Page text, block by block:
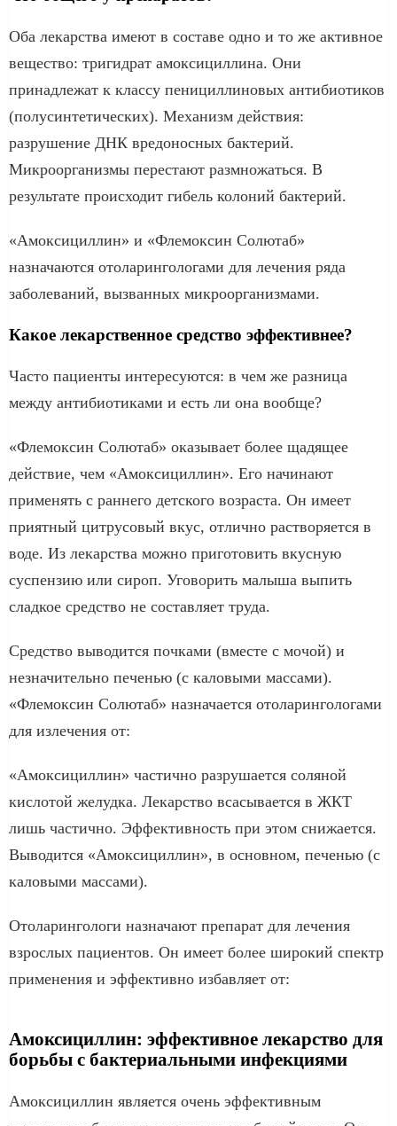
Оба лекарства имеют в составе одно и то же активное
вещество: тригидрат амоксициллина. Они
принадлежат к классу пенициллиновых антибиотиков
(полусинтетических). Механизм действия:
разрушение ДНК вредоносных бактерий.
Микроорганизмы перестают размножаться. В
результате происходит гибель колоний бактерий.
«Амоксициллин» и «Флемоксин Солютаб»
назначаются отоларингологами для лечения ряда
заболеваний, вызванных микроорганизмами.
Какое лекарственное средство эффективнее?
Часто пациенты интересуются: в чем же разница
между антибиотиками и есть ли она вообще?
«Флемоксин Солютаб» оказывает более щадящее
действие, чем «Амоксициллин». Его начинают
применять с раннего детского возраста. Он имеет
приятный цитрусовый вкус, отлично растворяется в
воде. Из лекарства можно приготовить вкусную
суспензию или сироп. Уговорить малыша выпить
сладкое средство не составляет труда.
Средство выводится почками (вместе с мочой) и
незначительно печенью (с каловыми массами).
«Флемоксин Солютаб» назначается отоларингологами
для излечения от:
«Амоксициллин» частично разрушается соляной
кислотой желудка. Лекарство всасывается в ЖКТ
лишь частично. Эффективность при этом снижается.
Выводится «Амоксициллин», в основном, печенью (с
каловыми массами).
Отоларингологи назначают препарат для лечения
взрослых пациентов. Он имеет более широкий спектр
применения и эффективно избавляет от:
Амоксициллин: эффективное лекарство для
борьбы с бактериальными инфекциями
Амоксициллин является очень эффективным